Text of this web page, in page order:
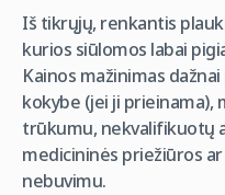
Iš tikrųjų, renkantis
kurios siūlomos labai
Kainos mažinimas
kokybe (jei ji prieinama),
trūkumu, nekvalifikuotų
medicininės priežiūros
nebuvimu.